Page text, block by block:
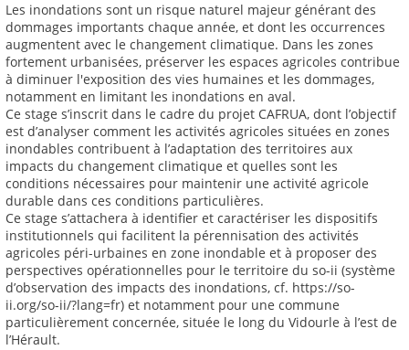
Les inondations sont un risque naturel majeur générant des
dommages importants chaque année, et dont les occurrences
augmentent avec le changement climatique. Dans les zones
fortement urbanisées, préserver les espaces agricoles contribue
à diminuer l'exposition des vies humaines et les dommages,
notamment en limitant les inondations en aval.
Ce stage s’inscrit dans le cadre du projet CAFRUA, dont l’objectif
est d’analyser comment les activités agricoles situées en zones
inondables contribuent à l’adaptation des territoires aux
impacts du changement climatique et quelles sont les
conditions nécessaires pour maintenir une activité agricole
durable dans ces conditions particulières.
Ce stage s’attachera à identifier et caractériser les dispositifs
institutionnels qui facilitent la pérennisation des activités
agricoles péri-urbaines en zone inondable et à proposer des
perspectives opérationnelles pour le territoire du so-ii (système
d’observation des impacts des inondations, cf. https://so-
ii.org/so-ii/?lang=fr) et notamment pour une commune
particulièrement concernée, située le long du Vidourle à l’est de
l’Hérault.